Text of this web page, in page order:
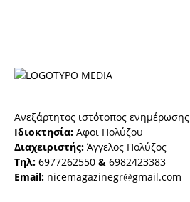
Ανεξάρτητος ιστότοπος ενημέρωσης
Ιδιοκτησία: Αφοι Πολύζου
Διαχειριστής: Άγγελος Πολύζος
Τηλ: 6977262550 & 6982423383
Email: nicemagazinegr@gmail.com